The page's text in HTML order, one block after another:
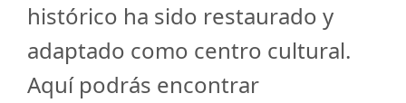
histórico ha sido restaurado y
adaptado como centro cultural.
Aquí podrás encontrar